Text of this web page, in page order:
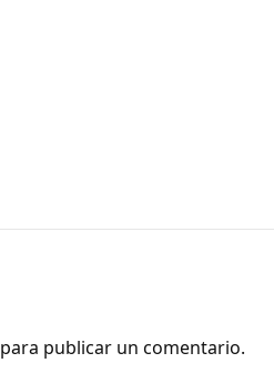
para publicar un comentario.